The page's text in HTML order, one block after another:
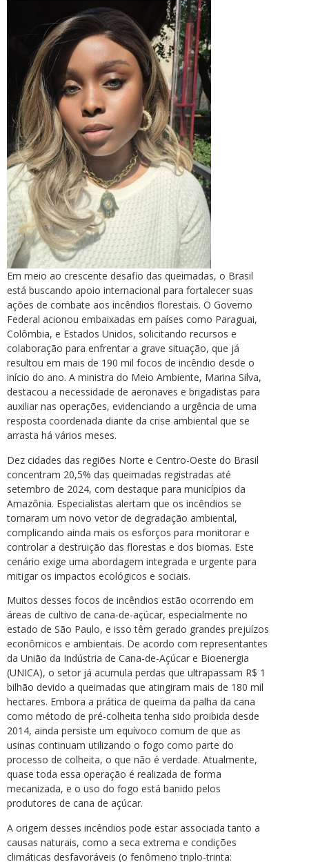
Em meio ao crescente desafio das queimadas, o Brasil
está buscando apoio internacional para fortalecer suas
ações de combate aos incêndios florestais. O Governo
Federal acionou embaixadas em países como Paraguai,
Colômbia, e Estados Unidos, solicitando recursos e
colaboração para enfrentar a grave situação, que já
resultou em mais de 190 mil focos de incêndio desde o
início do ano. A ministra do Meio Ambiente, Marina Silva,
destacou a necessidade de aeronaves e brigadistas para
auxiliar nas operações, evidenciando a urgência de uma
resposta coordenada diante da crise ambiental que se
arrasta há vários meses.
Dez cidades das regiões Norte e Centro-Oeste do Brasil
concentram 20,5% das queimadas registradas até
setembro de 2024, com destaque para municípios da
Amazônia. Especialistas alertam que os incêndios se
tornaram um novo vetor de degradação ambiental,
complicando ainda mais os esforços para monitorar e
controlar a destruição das florestas e dos biomas. Este
cenário exige uma abordagem integrada e urgente para
mitigar os impactos ecológicos e sociais.
Muitos desses focos de incêndios estão ocorrendo em
áreas de cultivo de cana-de-açúcar, especialmente no
estado de São Paulo, e isso têm gerado grandes prejuízos
econômicos e ambientais. De acordo com representantes
da União da Indústria de Cana-de-Açúcar e Bioenergia
(UNICA), o setor já acumula perdas que ultrapassam R$ 1
bilhão devido a queimadas que atingiram mais de 180 mil
hectares. Embora a prática de queima da palha da cana
como método de pré-colheita tenha sido proibida desde
2014, ainda persiste um equívoco comum de que as
usinas continuam utilizando o fogo como parte do
processo de colheita, o que não é verdade. Atualmente,
quase toda essa operação é realizada de forma
mecanizada, e o uso do fogo está banido pelos
produtores de cana de açúcar.
A origem desses incêndios pode estar associada tanto a
causas naturais, como a seca extrema e condições
climáticas desfavoráveis (o fenômeno triplo-trinta: